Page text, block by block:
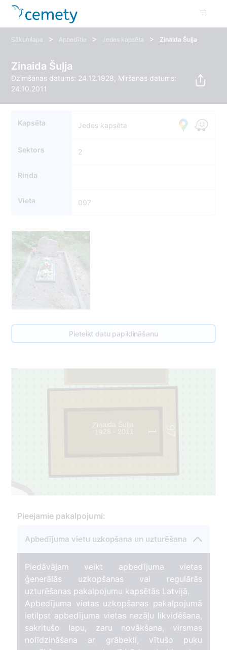
Sākumlapa > Apbedītie > Jedes kapsēta > Zinaida Šuļja
Zinaida Šuļja
Dzimšanas datums: 24.12.1928, Miršanas datums:
24.10.2011
Kapsēta Jedes kapsēta
Sektors 2
Rinda
Vieta 097
Pieteikt datu papildināšanu
97
1
Zinaida Šuļja
1928 - 2011
Pieejamie pakalpojumi:
Apbedījuma vietu uzkopšana un uzturēšana
Piedāvājam veikt apbedījuma vietas
ģenerālās uzkopšanas vai regulārās
uzturēšanas pakalpojumu kapsētās Latvijā.
Apbedījuma vietas uzkopšanas pakalpojumā
ietilpst apbedījuma vietas nezāļu likvidēšana,
sakritušo lapu, zaru novākšana, virsmas
nolīdzināšana ar grābekli, vītušo puķu